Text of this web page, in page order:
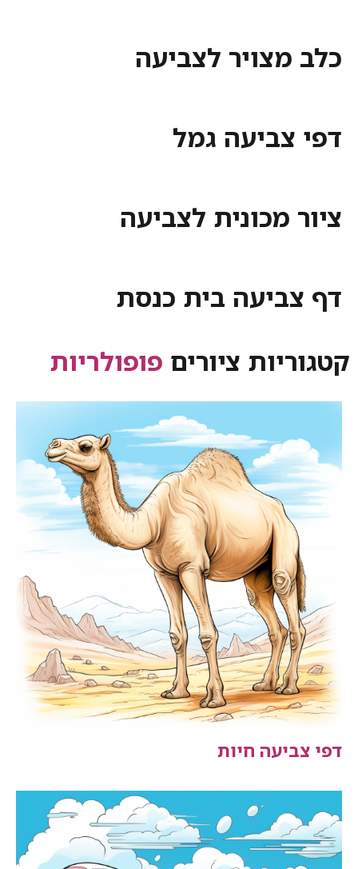
כלב מצויר לצביעה
דפי צביעה גמל
ציור מכונית לצביעה
דף צביעה בית כנסת
קטגוריות ציורים פופולריות
דפי צביעה חיות